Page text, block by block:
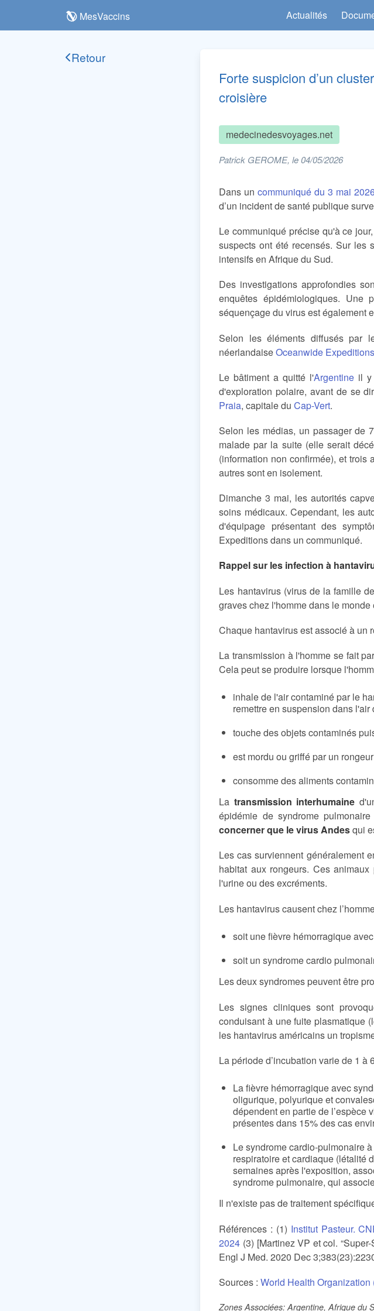
MesVaccins Actualités
Retour
Forte suspicion d’un
croisière
medecinedesvoyages.net
Patrick GEROME, le 04/05/2026
Dans uncommuniqué du 3 mai
d’un incident de santé publique
Le communiqué précise qu'à ce
suspects ont été recensés. Sur les
intensifs en Afrique du Sud.
Des investigations approfondies
enquêtes épidémiologiques.
séquençage du virus est également
Selon les éléments diffusés par
néerlandaiseOceanwide Expeditions
Le bâtiment a quitté l'Argentineil y
d'exploration polaire, avant de se
Praia, capitale duCap-Vert.
Selon les médias, un passager de
malade par la suite (elle serait
(information non confirmée), et
autres sont en isolement.
Dimanche 3 mai, les autorités
soins médicaux. Cependant, les
d'équipage présentant des
Expeditions dans un communiqué.
Rappel sur les infection à
Les hantavirus (virus de la famille
graves chez l'homme dans le monde
Chaque hantavirus est associé à un
La transmission à l'homme se fait
Cela peut se produire lorsque
inhale de l'air contaminé par le
remettre en suspension dans
touche des objets contaminés
est mordu ou griffé par un
consomme des aliments
La transmission interhumaine
épidémie de syndrome
concerner que le virus Andesqui
Les cas surviennent généralement
habitat aux rongeurs. Ces
l'urine ou des excréments.
Les hantavirus causent chez
soit une fièvre hémorragique
soit un syndrome cardio
Les deux syndromes peuvent être
Les signes cliniques sont
conduisant à une fuite plasmatique
les hantavirus américains un
La période d’incubation varie de 1
La fièvre hémorragique avec
oligurique, polyurique et
dépendent en partie de l’espèce
présentes dans 15% des cas
Le syndrome cardio-pulmonaire
respiratoire et cardiaque (létalité
semaines après l'exposition,
syndrome pulmonaire, qui
Il n'existe pas de traitement
Références : (1) Institut Pasteur.
2024 (3) [Martinez VP et col.
Engl J Med. 2020 Dec
Sources :World Health Organization
Zones Associées: Argentine, Afrique du